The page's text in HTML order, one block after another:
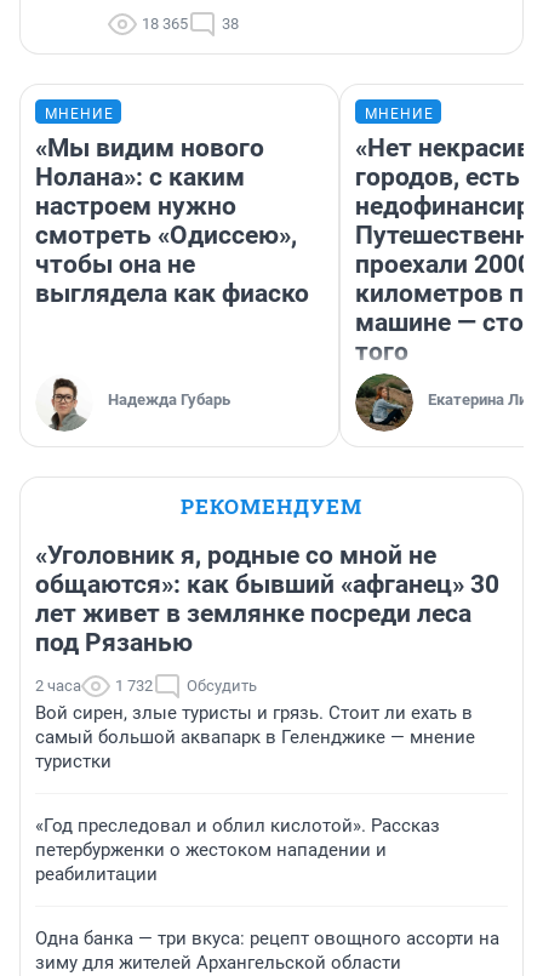
18 365 38
МНЕНИЕ
«Мы видим нового
Нолана»: с каким
настроем нужно
смотреть «Одиссею»,
чтобы она не
выглядела как фиаско
Надежда Губарь
МНЕНИЕ
«Нет
городов, есть
проехали 2000
километров по
машине —
того
Екатерина
РЕКОМЕНДУЕМ
«Уголовник я, родные со мной не
общаются»: как бывший «афганец» 30
лет живет в землянке посреди леса
под Рязанью
2 часа 1 732 Обсудить
Вой сирен, злые туристы и грязь. Стоит ли ехать в
самый большой аквапарк в Геленджике — мнение
туристки
«Год преследовал и облил кислотой». Рассказ
петербурженки о жестоком нападении и
реабилитации
Одна банка — три вкуса: рецепт овощного ассорти на
зиму для жителей Архангельской области